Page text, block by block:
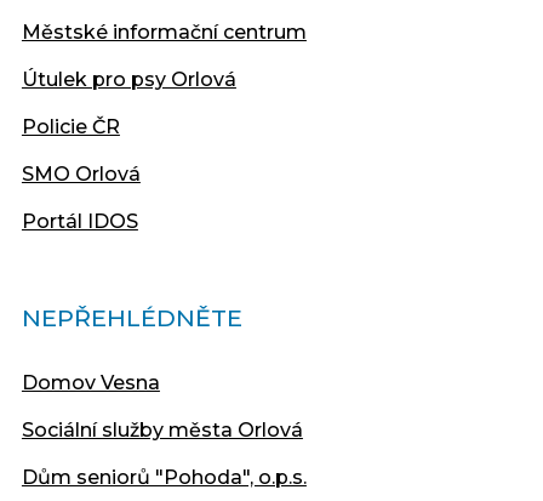
Městské informační centrum
Útulek pro psy Orlová
Policie ČR
SMO Orlová
Portál IDOS
NEPŘEHLÉDNĚTE
Domov Vesna
Sociální služby města Orlová
Dům seniorů "Pohoda", o.p.s.